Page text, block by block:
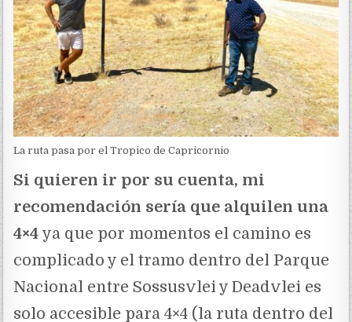
La ruta pasa por el Tropico de Capricornio
Si quieren ir por su cuenta, mi
recomendación sería que alquilen una
4×4ya que por momentos el camino es
complicado y el tramo dentro del Parque
Nacional entre Sossusvlei y Deadvlei es
solo accesible para 4×4 (la ruta dentro del